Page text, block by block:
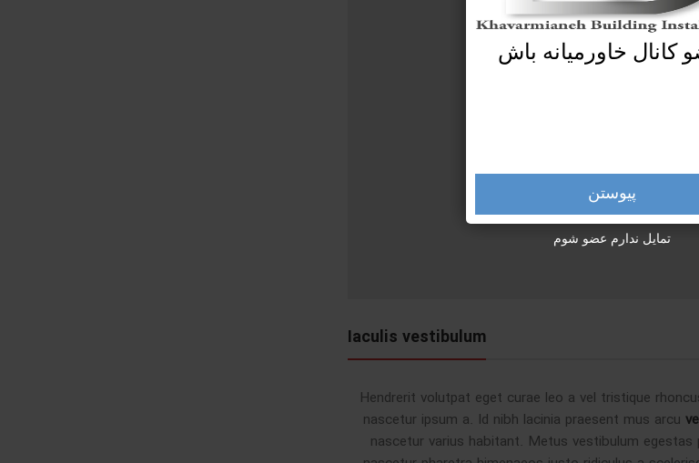
Iaculis vestibulum
Hendrerit volutpat eget curae leo a vel tristique
nascetur ipsum a. Id nibh lacinia praesent mus arcu
nascetur varius habitant. Metus vestibulum
کانال خاورمیانه باش
پیوستن
تمایل ندارم عضو شوم